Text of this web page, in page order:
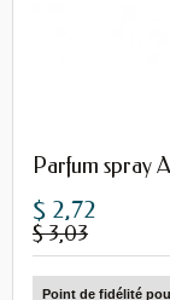
Parfum spray
$ 2,72
$ 3,03
Point de fidélité